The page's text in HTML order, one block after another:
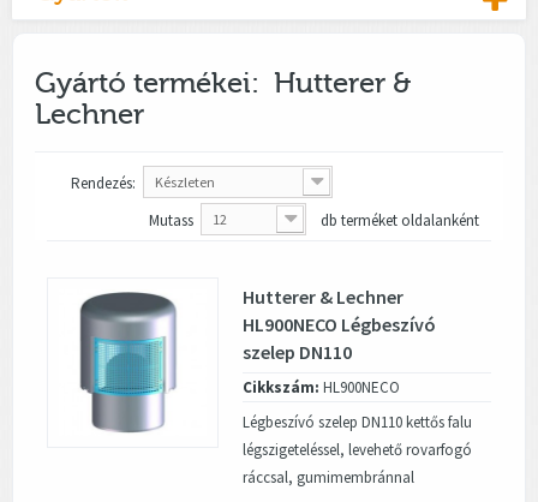
Gyártó termékei: Hutterer &
Lechner
Rendezés: Készleten
Mutass 12 db terméket oldalanként
Hutterer & Lechner
HL900NECO Légbeszívó
szelep DN110
Cikkszám: HL900NECO
Légbeszívó szelep DN110 kettős falu
légszigeteléssel, levehető rovarfogó
ráccsal, gumimembránnal